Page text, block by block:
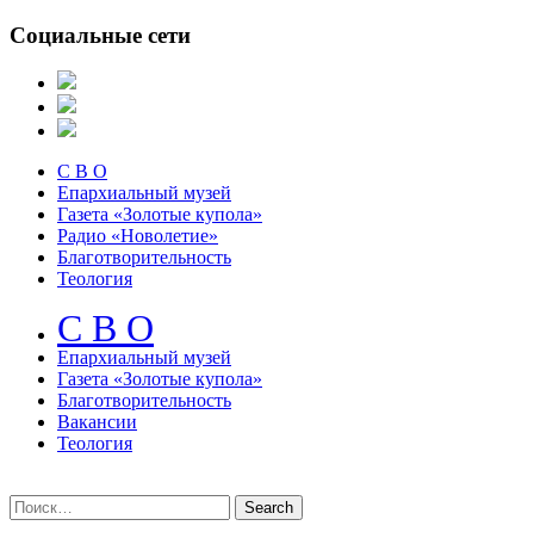
Социальные сети
С В О
Епархиальный музей
Газета «Золотые купола»
Радио «Новолетие»
Благотворительность
Теология
С В О
Епархиальный музeй
Газета «Золотые купола»
Благотворительность
Вакансии
Теология